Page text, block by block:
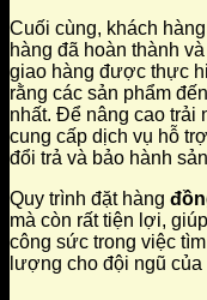
Cuối cùng, khách
hàng đã hoàn thành
giao hàng được thực
rằng các sản phẩm
nhất. Để nâng cao trải
cung cấp dịch vụ hỗ
đổi trả và bảo hành
Quy trình đặt hàng
mà còn rất tiện lợi,
công sức trong việc
lượng cho đội ngũ của